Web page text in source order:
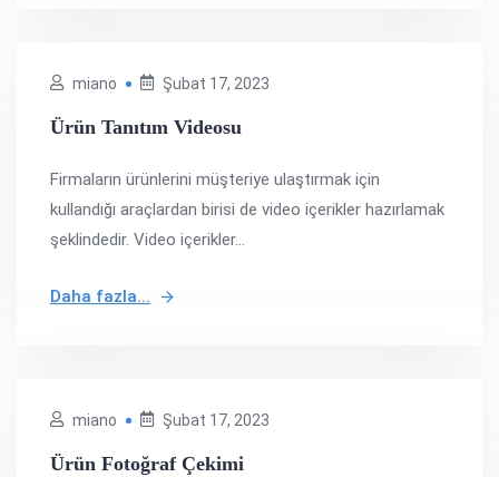
miano Şubat 17, 2023
Ürün Tanıtım Videosu
Firmaların ürünlerini müşteriye ulaştırmak için
kullandığı araçlardan birisi de video içerikler hazırlamak
şeklindedir. Video içerikler...
Daha fazla...
miano Şubat 17, 2023
Ürün Fotoğraf Çekimi